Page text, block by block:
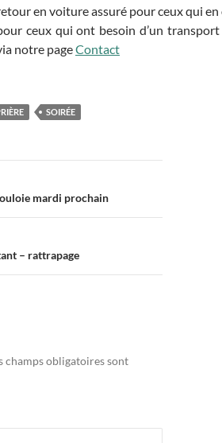
en voiture assuré pour ceux qui
ceux qui ont besoin d’un
notre pageContact
SOIRÉE
mardi prochain
– rattrapage
champs obligatoires sont